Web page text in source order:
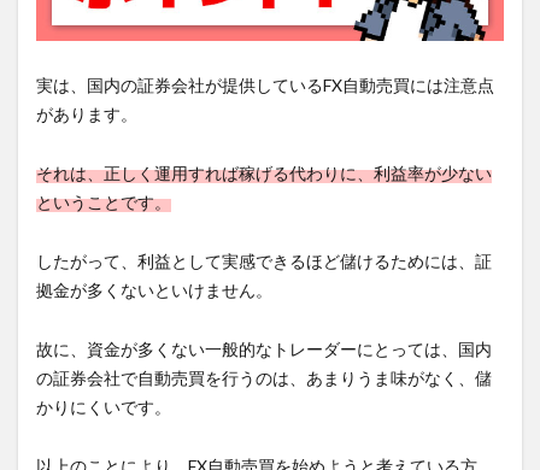
実は、国内の証券会社が提供しているFX自動売買には注意点
があります。
それは、正しく運用すれば稼げる代わりに、利益率が少ない
ということです。
したがって、利益として実感できるほど儲けるためには、証
拠金が多くないといけません。
故に、資金が多くない一般的なトレーダーにとっては、国内
の証券会社で自動売買を行うのは、あまりうま味がなく、儲
かりにくいです。
以上のことにより、FX自動売買を始めようと考えている方